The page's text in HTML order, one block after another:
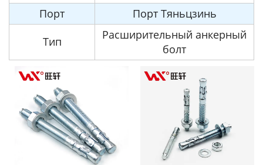
Порт
Порт Тяньцзинь
Тип
Расширительный анкерный
болт